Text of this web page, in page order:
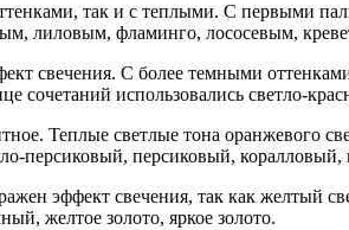
так и с теплыми. С первыми
лиловым, фламинго, лососевым,
свечения. С более темными
сочетаний использовались светло-
Теплые светлые тона оранжевого
персиковый, персиковый,
эффект свечения, так как желтый
желтое золото, яркое золото.